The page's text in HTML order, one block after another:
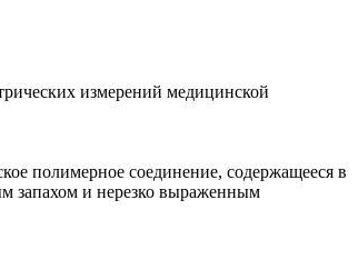
измерений медицинской
полимерное соединение, содержащееся в
запахом и нерезко выраженным